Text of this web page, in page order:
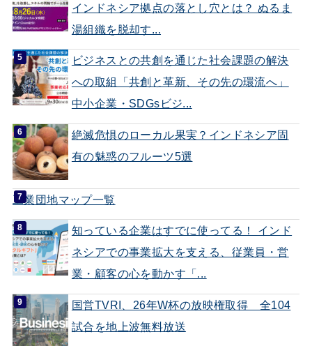
インドネシア拠点の落とし穴とは？ ぬるま
湯組織を脱却す...
ビジネスとの共創を通じた社会課題の解決
への取組「共創と革新、その先の環流へ」
中小企業・SDGsビジ...
絶滅危惧のローカル果実？インドネシア固
有の魅惑のフルーツ5選
工業団地マップ一覧
知っている企業はすでに使ってる！ インド
ネシアでの事業拡大を支える、従業員・営
業・顧客の心を動かす「...
国営TVRI、26年W杯の放映権取得 全104
試合を地上波無料放送